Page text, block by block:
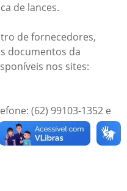
de lances.
de fornecedores,
documentos da
nos sites:
(62) 99103-1352 e